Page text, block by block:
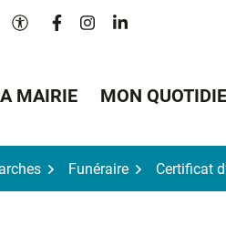
Paramètres d'accessibilité
Lien vers le compte
Lien vers le compte
Lien vers le
MAIRIE MON
Funéraire Certificat